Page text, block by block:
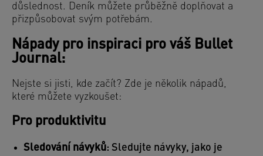
důslednost. Deník můžete průběžně doplňovat a
přizpůsobovat svým potřebám.
Nápady pro inspiraci pro váš Bullet
Journal:
Nejste si jisti, kde začít? Zde je několik nápadů,
které můžete vyzkoušet:
Pro produktivitu
Sledování návyků: Sledujte návyky, jako je